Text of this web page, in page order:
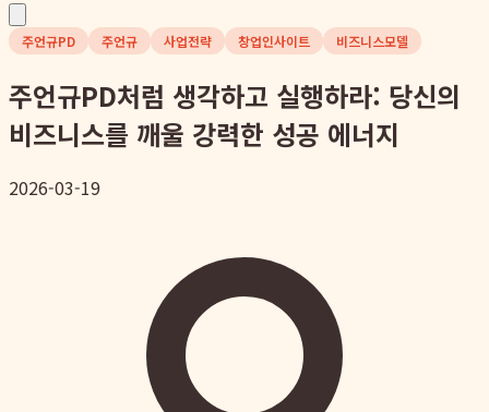
주언규PD 주언규 사업전략 창업인사이트 비즈니스모델
주언규PD처럼 생각하고 실행하라: 당신의
비즈니스를 깨울 강력한 성공 에너지
2026-03-19